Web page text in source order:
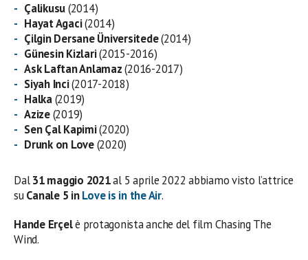
Çalikusu(2014)
Hayat Agaci(2014)
Çilgin Dersane Üniversitede(2014)
Günesin Kizlari(2015-2016)
Ask Laftan Anlamaz(2016-2017)
Siyah Inci(2017-2018)
Halka(2019)
Azize(2019)
Sen Çal Kapimi(2020)
Drunk on Love(2020)
Dal31 maggio 2021al 5 aprile 2022 abbiamo visto l’attrice
suCanale 5 inLove is in the Air.
Hande Erçelè protagonista anche del film Chasing The
Wind.